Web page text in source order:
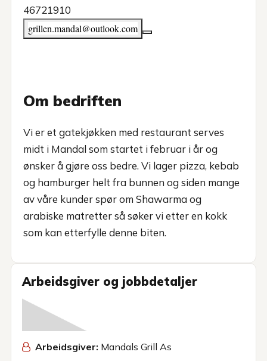
46721910
grillen.mandal@outlook.com
Om bedriften
Vi er et gatekjøkken med restaurant serves
midt i Mandal som startet i februar i år og
ønsker å gjøre oss bedre. Vi lager pizza, kebab
og hamburger helt fra bunnen og siden mange
av våre kunder spør om Shawarma og
arabiske matretter så søker vi etter en kokk
som kan etterfylle denne biten.
Arbeidsgiver og jobbdetaljer
Arbeidsgiver: Mandals Grill As